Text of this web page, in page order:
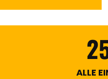
ALLE